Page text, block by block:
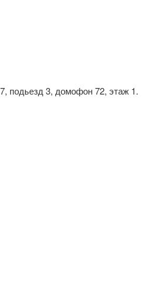
подьезд 3, домофон 72, этаж 1.